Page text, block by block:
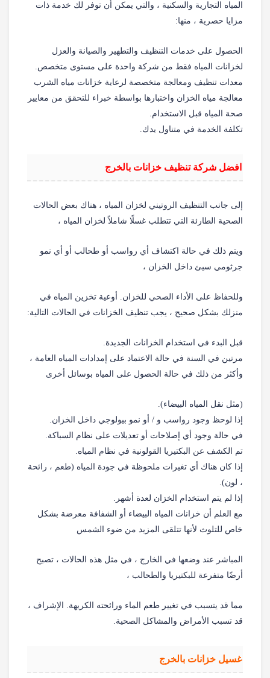
المياه التجارية والسكنية ، والتي يمكن أن توفر لك خدمة ذات
مزايا حصرية ، منها:
الحصول على خدمات التنظيف والتطهير والصيانة والعزل
لخزانات المياه فقط من شركة واحدة على مستوى متخصص.
معدات تنظيف ومعالجة متخصصة لرعاية خزانات مياه الشرب
معالجة مياه الخزان واختبارها بواسطة خبراء للتحقق من معايير
صحة المياه قبل الاستخدام.
تكلفة الخدمة في متناول يدك.
افضل شركة تنظيف خزانات بالخرج
إلى جانب التنظيف الروتيني لخزان المياه ، هناك بعض الحالات
الصحية الطارئة التي تتطلب غسلًا شاملاً لخزان المياه ،
ويتم ذلك في حالة اكتشاف أي رواسب أو طحالب أو أي نمو
جرثومي سيئ داخل الخزان ،
وللحفاظ على الأداء الصحي للخزان. أوعية تخزين المياه في
منزلك بشكل صحيح ، يجب تنظيف الخزانات في الحالات التالية:
قبل البدء في استخدام الخزانات الجديدة.
مرتين في السنة في حالة الاعتماد على إمدادات المياه العامة ،
وأكثر من ذلك في حالة الحصول على المياه بوسائل أخرى
(مثل نقل المياه البيضاء).
إذا لوحظ وجود رواسب و / أو نمو بيولوجي داخل الخزان.
في حالة وجود أي إصلاحات أو تعديلات على نظام السباكة.
تم الكشف عن البكتيريا القولونية في نظام المياه.
إذا كان هناك أي تغيرات ملحوظة في جودة المياه (طعم ، رائحة
، لون).
إذا لم يتم استخدام الخزان لعدة أشهر.
مع العلم أن خزانات المياه البيضاء أو الشفافة معرضة بشكل
خاص للتلوث لأنها تتلقى المزيد من ضوء الشمس
المباشر عند وضعها في الخارج ، في مثل هذه الحالات ، تصبح
أرضًا متفرعة للبكتيريا والطحالب ،
مما قد يتسبب في تغيير طعم الماء ورائحته الكريهة. الإشراف ،
قد تسبب الأمراض والمشاكل الصحية.
غسيل خزانات بالخرج